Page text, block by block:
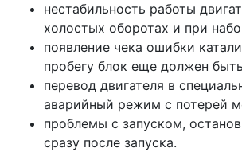
нестабильность работы
холостых оборотах и при
появление чека ошибки
пробегу блок еще должен
перевод двигателя в
аварийный режим с потерей
проблемы с запуском,
сразу после запуска.